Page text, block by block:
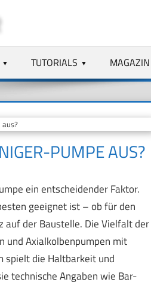
TUTORIALS MAGAZIN
PUMPE AUS?
ein entscheidender Faktor.
geeignet ist – ob für den
auf der Baustelle. Die Vielfalt der
und Axialkolbenpumpen mit
spielt die Haltbarkeit und
technische Angaben wie Bar-